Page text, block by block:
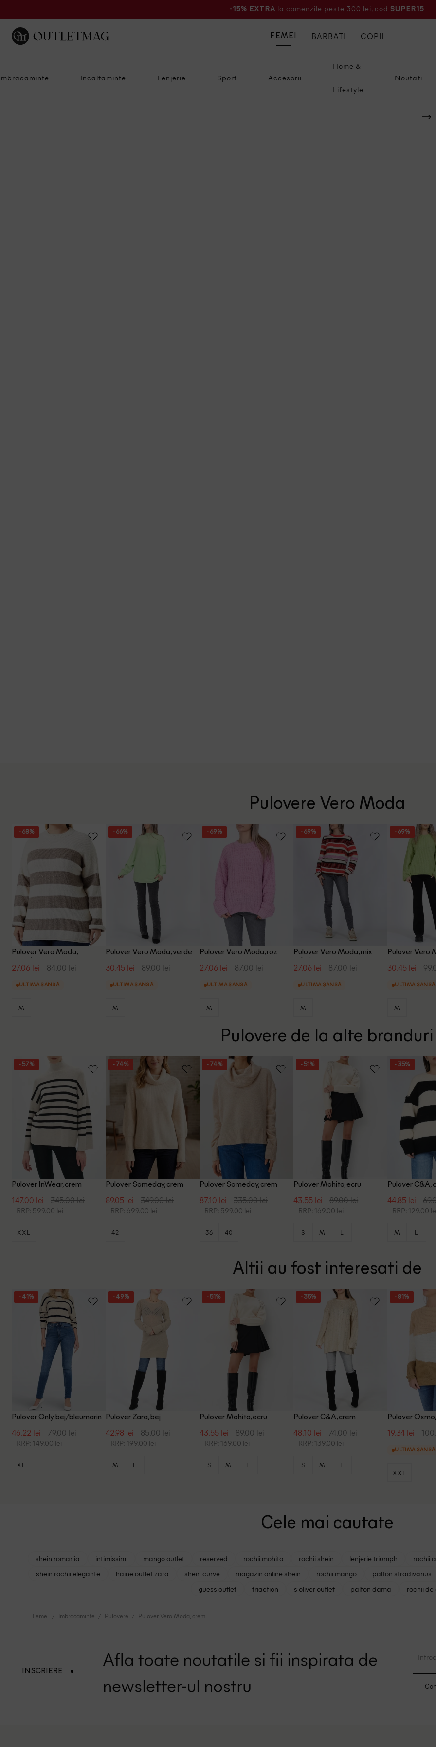
-15% EXTRA la comenzile peste 300 lei, cod SUPER15
Incaltaminte Lenjerie Sport Accesorii
Home &
Lifestyle
Noutati
FEMEI BARBATI COPII
Pulovere Vero Moda
- 68%
Pulover Vero Moda,
crem/maro
27.06 lei 84.00 lei
ULTIMA ȘANSĂ
M
- 66%
Pulover Vero Moda, verde
30.45 lei 89.00 lei
ULTIMA ȘANSĂ
M
- 69%
Pulover Vero Moda, roz
27.06 lei 87.00 lei
ULTIMA ȘANSĂ
M
- 69%
Pulover Vero Moda, mix
culori
27.06 lei 87.00 lei
ULTIMA ȘANSĂ
M
- 69%
Pulover Vero
30.45 lei
ULTIMA ȘANSĂ
M
Pulovere de la alte branduri
- 57%
Pulover InWear, crem
147.00 lei 345.00 lei
RRP: 599.00 lei
XXL
- 74%
Pulover Someday, crem
89.05 lei 349.00 lei
RRP: 699.00 lei
42
- 74%
Pulover Someday, crem
87.10 lei 335.00 lei
RRP: 599.00 lei
36 40
- 51%
Pulover Mohito, ecru
43.55 lei 89.00 lei
RRP: 169.00 lei
S M L
- 35%
Pulover C&A,
44.85 lei
RRP: 129.00
M L
Altii au fost interesati de
- 41%
Pulover Only, bej/bleumarin
46.22 lei 79.00 lei
RRP: 149.00 lei
XL
- 49%
Pulover Zara, bej
42.98 lei 85.00 lei
RRP: 199.00 lei
M L
- 51%
Pulover Mohito, ecru
43.55 lei 89.00 lei
RRP: 169.00 lei
S M L
- 35%
Pulover C&A, crem
48.10 lei 74.00 lei
RRP: 139.00 lei
S M L
- 81%
Pulover
19.34 lei
ULTIMA ȘANSĂ
XXL
Cele mai cautate
shein romania intimissimi mango outlet reserved rochii mohito rochii shein lenjerie triumph rochii
shein rochii elegante
haine outlet zara shein curve magazin online shein rochii mango palton stradivarius
guess outlet
triaction s oliver outlet palton dama rochii de
Femei Imbracaminte Pulovere Pulover Vero Moda, crem
INSCRIERE
Afla toate noutatile si fii inspirata de
newsletter-ul nostru